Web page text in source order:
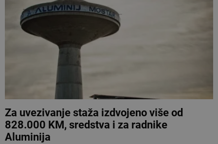
Za uvezivanje staža izdvojeno više od
828.000 KM, sredstva i za radnike
Aluminija